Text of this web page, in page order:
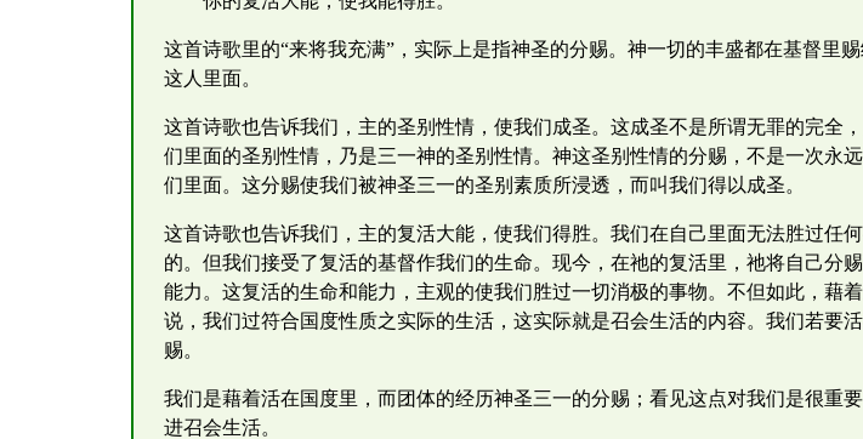
这首诗歌里的“来将我充满”，实际上是指神圣的分赐。神一切的丰盛都在基督里
这人里面。
这首诗歌也告诉我们，主的圣别性情，使我们成圣。这成圣不是所谓无罪的完全
们里面的圣别性情，乃是三一神的圣别性情。神这圣别性情的分赐，不是一次永
们里面。这分赐使我们被神圣三一的圣别素质所浸透，而叫我们得以成圣。
这首诗歌也告诉我们，主的复活大能，使我们得胜。我们在自己里面无法胜过任
的。但我们接受了复活的基督作我们的生命。现今，在祂的复活里，祂将自己分
能力。这复活的生命和能力，主观的使我们胜过一切消极的事物。不但如此，藉
说，我们过符合国度性质之实际的生活，这实际就是召会生活的内容。我们若要
赐。
我们是藉着活在国度里，而团体的经历神圣三一的分赐；看见这点对我们是很重
进召会生活。